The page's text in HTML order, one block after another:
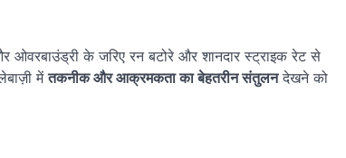
ओवरबाउंड्री के जरिए रन बटोरे और शानदार स्ट्राइक रेट से
मेंतकनीक और आक्रमकता का बेहतरीन संतुलनदेखने को